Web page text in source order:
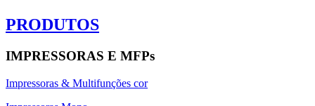
PRODUTOS
IMPRESSORAS E MFPs
Impressoras & Multifunções cor